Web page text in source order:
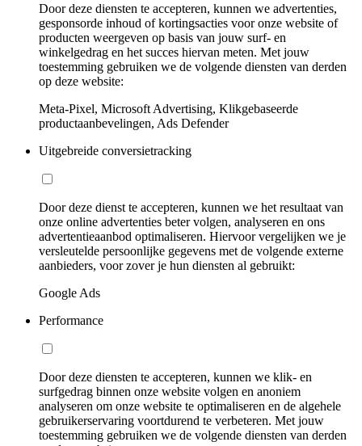
Door deze diensten te accepteren, kunnen we advertenties,
gesponsorde inhoud of kortingsacties voor onze website of
producten weergeven op basis van jouw surf- en
winkelgedrag en het succes hiervan meten. Met jouw
toestemming gebruiken we de volgende diensten van derden
op deze website:
Meta-Pixel, Microsoft Advertising, Klikgebaseerde
productaanbevelingen, Ads Defender
Uitgebreide conversietracking
Door deze dienst te accepteren, kunnen we het resultaat van
onze online advertenties beter volgen, analyseren en ons
advertentieaanbod optimaliseren. Hiervoor vergelijken we je
versleutelde persoonlijke gegevens met de volgende externe
aanbieders, voor zover je hun diensten al gebruikt:
Google Ads
Performance
Door deze diensten te accepteren, kunnen we klik- en
surfgedrag binnen onze website volgen en anoniem
analyseren om onze website te optimaliseren en de algehele
gebruikerservaring voortdurend te verbeteren. Met jouw
toestemming gebruiken we de volgende diensten van derden